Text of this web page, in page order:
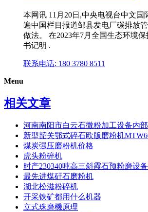
本网讯 11月20日,中央电视台中文国
遍中国栏目报道邹县发电厂碳排放
做法。 在2023年7月全国生态环境
书记明 .
联系电话: 180 3780 8511
Menu
相关文章
河南南阳市白云石微粉加工设备内
新型韶关鄂式碎石欧版磨粉机
煤炭强压磨粉机价格
虎头粉碎机
时产230340吨高三斜霞石预粉磨设备
最先进煤矸石磨粉机
湖北松滋粉碎机
开采铁矿都用什么机器
立式珠磨機原理